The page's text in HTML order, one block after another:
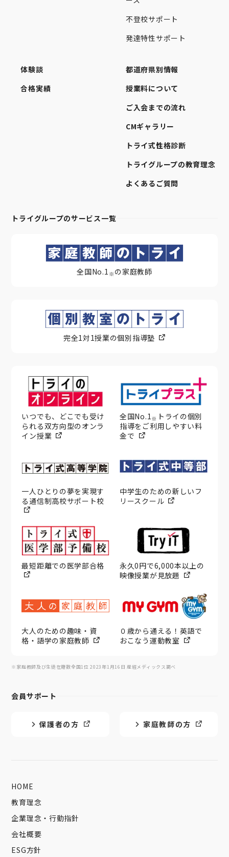
不登校サポート
発達特性サポート
体験談
合格実績
都道府県別情報
授業料について
ご入会までの流れ
CMギャラリー
トライ式性格診断
トライグループの教育理念
よくあるご質問
トライグループのサービス一覧
全国No.1 ※ の家庭教師
完全1対1授業の個別指導塾
いつでも、どこでも受け
られる双方向型のオンラ
イン授業
全国No.1※ トライの個別
指導をご利用しやすい料
金で
一人ひとりの夢を実現す
る通信制高校サポート校
中学生のための新しいフ
リースクール
最短距離での医学部合格
永久0円で6,000本以上の
映像授業が見放題
大人のための趣味・資
格・語学の家庭教師
０歳から通える！英語で
おこなう運動教室
※家庭教師及び生徒在籍数全国1位 2023年1月16日 産經メディックス調べ
会員サポート
保護者の方 家庭教師の方
HOME
教育理念
企業理念・行動指針
会社概要
ESG方針